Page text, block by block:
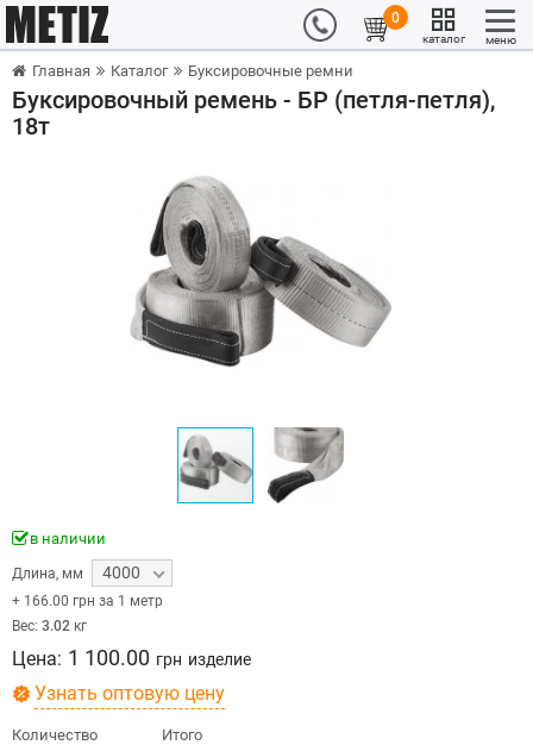
0
каталог меню
Главная Каталог Буксировочные ремни
Буксировочный ремень - БР (петля-петля),
18т
в наличии
Длина, мм 4000
+ 166.00 грн за 1 метр
Вес: 3.02 кг
Цена: 1 100.00 грн изделие
Узнать оптовую цену
Количество Итого